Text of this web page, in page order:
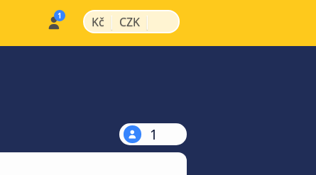
Kč | CZK |
1